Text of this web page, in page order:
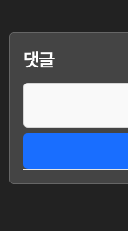
댓글